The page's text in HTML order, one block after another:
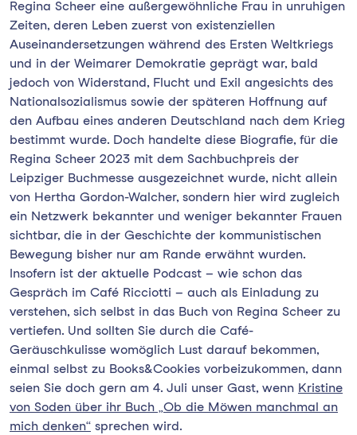
Regina Scheer eine außergewöhnliche Frau in unruhigen
Zeiten, deren Leben zuerst von existenziellen
Auseinandersetzungen während des Ersten Weltkriegs
und in der Weimarer Demokratie geprägt war, bald
jedoch von Widerstand, Flucht und Exil angesichts des
Nationalsozialismus sowie der späteren Hoffnung auf
den Aufbau eines anderen Deutschland nach dem Krieg
bestimmt wurde. Doch handelte diese Biografie, für die
Regina Scheer 2023 mit dem Sachbuchpreis der
Leipziger Buchmesse ausgezeichnet wurde, nicht allein
von Hertha Gordon-Walcher, sondern hier wird zugleich
ein Netzwerk bekannter und weniger bekannter Frauen
sichtbar, die in der Geschichte der kommunistischen
Bewegung bisher nur am Rande erwähnt wurden.
Insofern ist der aktuelle Podcast – wie schon das
Gespräch im Café Ricciotti – auch als Einladung zu
verstehen, sich selbst in das Buch von Regina Scheer zu
vertiefen. Und sollten Sie durch die Café-
Geräuschkulisse womöglich Lust darauf bekommen,
einmal selbst zu Books&Cookies vorbeizukommen, dann
seien Sie doch gern am 4. Juli unser Gast, wenn Kristine
von Soden über ihr Buch „Ob die Möwen manchmal an
mich denken“ sprechen wird.